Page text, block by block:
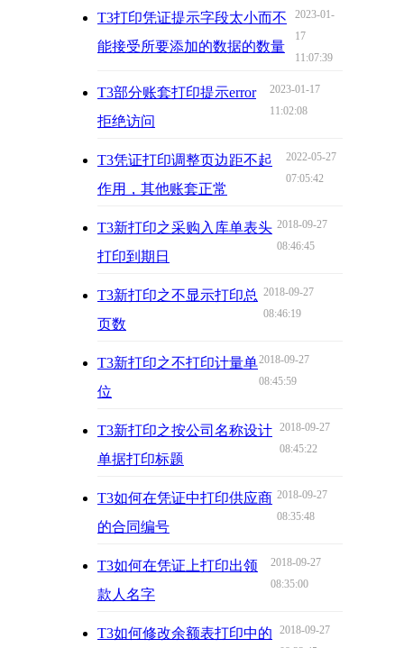
T3打印凭证提示字段太小而不
能接受所要添加的数据的数量
2023-01-
17
11:07:39
T3部分账套打印提示error
拒绝访问
2023-01-17
11:02:08
T3凭证打印调整页边距不起
作用，其他账套正常
2022-05-27
07:05:42
T3新打印之采购入库单表头
打印到期日
2018-09-27
08:46:45
T3新打印之不显示打印总
页数
2018-09-27
08:46:19
T3新打印之不打印计量单
位
2018-09-27
08:45:59
T3新打印之按公司名称设计
单据打印标题
2018-09-27
08:45:22
T3如何在凭证中打印供应商
的合同编号
2018-09-27
08:35:48
T3如何在凭证上打印出领
款人名字
2018-09-27
08:35:00
T3如何修改余额表打印中的
2018-09-27